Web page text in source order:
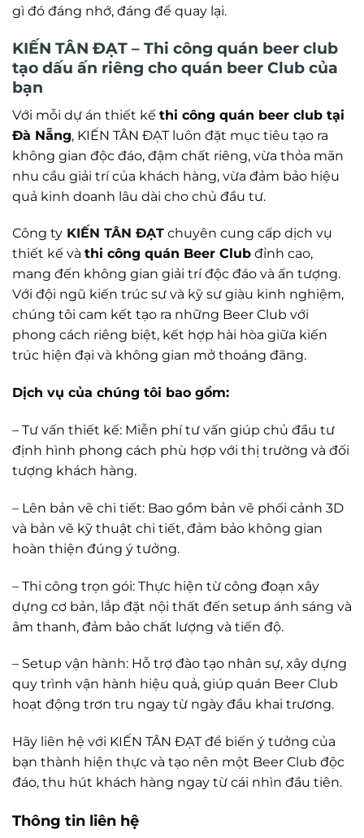
gì đó đáng nhớ, đáng để quay lại.
KIẾN TÂN ĐẠT – Thi công quán beer club
tạo dấu ấn riêng cho quán beer Club của
bạn
Với mỗi dự án thiết kế thi công quán beer club tại
Đà Nẵng, KIẾN TÂN ĐẠT luôn đặt mục tiêu tạo ra
không gian độc đáo, đậm chất riêng, vừa thỏa mãn
nhu cầu giải trí của khách hàng, vừa đảm bảo hiệu
quả kinh doanh lâu dài cho chủ đầu tư.
Công ty KIẾN TÂN ĐẠT chuyên cung cấp dịch vụ
thiết kế và thi công quán Beer Club đỉnh cao,
mang đến không gian giải trí độc đáo và ấn tượng.
Với đội ngũ kiến trúc sư và kỹ sư giàu kinh nghiệm,
chúng tôi cam kết tạo ra những Beer Club với
phong cách riêng biệt, kết hợp hài hòa giữa kiến
trúc hiện đại và không gian mở thoáng đãng.
Dịch vụ của chúng tôi bao gồm:
– Tư vấn thiết kế: Miễn phí tư vấn giúp chủ đầu tư
định hình phong cách phù hợp với thị trường và đối
tượng khách hàng.
– Lên bản vẽ chi tiết: Bao gồm bản vẽ phối cảnh 3D
và bản vẽ kỹ thuật chi tiết, đảm bảo không gian
hoàn thiện đúng ý tưởng.
– Thi công trọn gói: Thực hiện từ công đoạn xây
dựng cơ bản, lắp đặt nội thất đến setup ánh sáng và
âm thanh, đảm bảo chất lượng và tiến độ.
– Setup vận hành: Hỗ trợ đào tạo nhân sự, xây dựng
quy trình vận hành hiệu quả, giúp quán Beer Club
hoạt động trơn tru ngay từ ngày đầu khai trương.
Hãy liên hệ với KIẾN TÂN ĐẠT để biến ý tưởng của
bạn thành hiện thực và tạo nên một Beer Club độc
đáo, thu hút khách hàng ngay từ cái nhìn đầu tiên.
Thông tin liên hệ